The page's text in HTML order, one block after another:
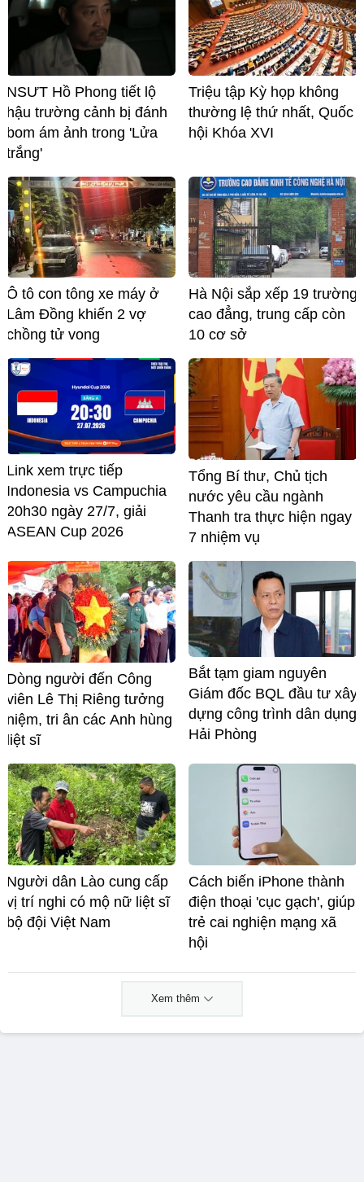
NSƯT Hồ Phong tiết lộ
hậu trường cảnh bị đánh
bom ám ảnh trong 'Lửa
trắng'
Triệu tập Kỳ họp không
thường lệ thứ nhất, Quốc
hội Khóa XVI
Ô tô con tông xe máy ở
Lâm Đồng khiến 2 vợ
chồng tử vong
Hà Nội sắp xếp 19 trường
cao đẳng, trung cấp còn
10 cơ sở
Link xem trực tiếp
Indonesia vs Campuchia
20h30 ngày 27/7, giải
ASEAN Cup 2026
Tổng Bí thư, Chủ tịch
nước yêu cầu ngành
Thanh tra thực hiện ngay
7 nhiệm vụ
Dòng người đến Công
viên Lê Thị Riêng tưởng
niệm, tri ân các Anh hùng
liệt sĩ
Bắt tạm giam nguyên
Giám đốc BQL đầu tư xây
dựng công trình dân dụng
Hải Phòng
Người dân Lào cung cấp
vị trí nghi có mộ nữ liệt sĩ
bộ đội Việt Nam
Cách biến iPhone thành
điện thoại 'cục gạch', giúp
trẻ cai nghiện mạng xã
hội
Xem thêm